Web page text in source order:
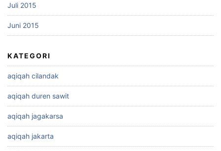
Juli 2015
Juni 2015
KATEGORI
aqiqah cilandak
aqiqah duren sawit
aqiqah jagakarsa
aqiqah jakarta